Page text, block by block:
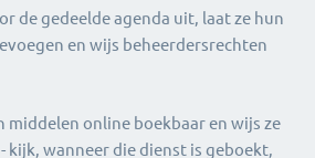
de gedeelde agenda uit, laat ze hun
en wijs beheerdersrechten
middelen online boekbaar en wijs ze
kijk, wanneer die dienst is geboekt,